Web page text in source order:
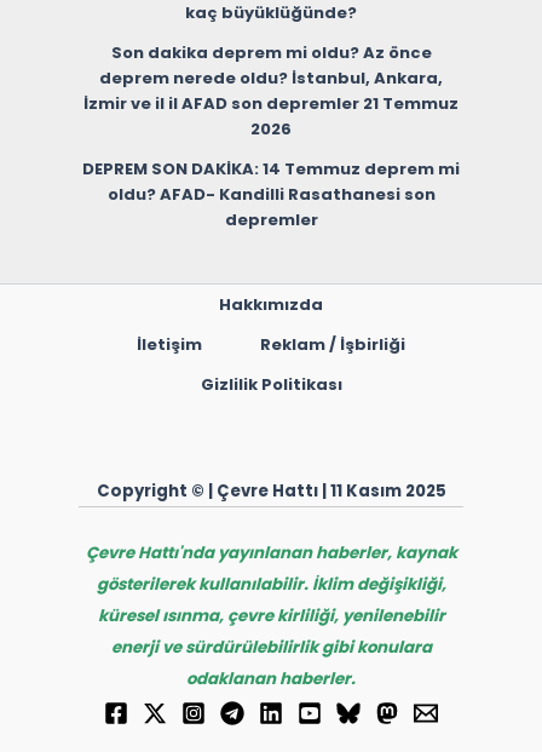
kaç büyüklüğünde?
Son dakika deprem mi oldu? Az önce
deprem nerede oldu? İstanbul, Ankara,
İzmir ve il il AFAD son depremler 21 Temmuz
2026
DEPREM SON DAKİKA: 14 Temmuz deprem mi
oldu? AFAD- Kandilli Rasathanesi son
depremler
Hakkımızda
İletişim
Reklam / İşbirliği
Gizlilik Politikası
Copyright © | Çevre Hattı | 11 Kasım 2025
Çevre Hattı'nda yayınlanan haberler, kaynak
gösterilerek kullanılabilir. İklim değişikliği,
küresel ısınma, çevre kirliliği, yenilenebilir
enerji ve sürdürülebilirlik gibi konulara
odaklanan haberler.